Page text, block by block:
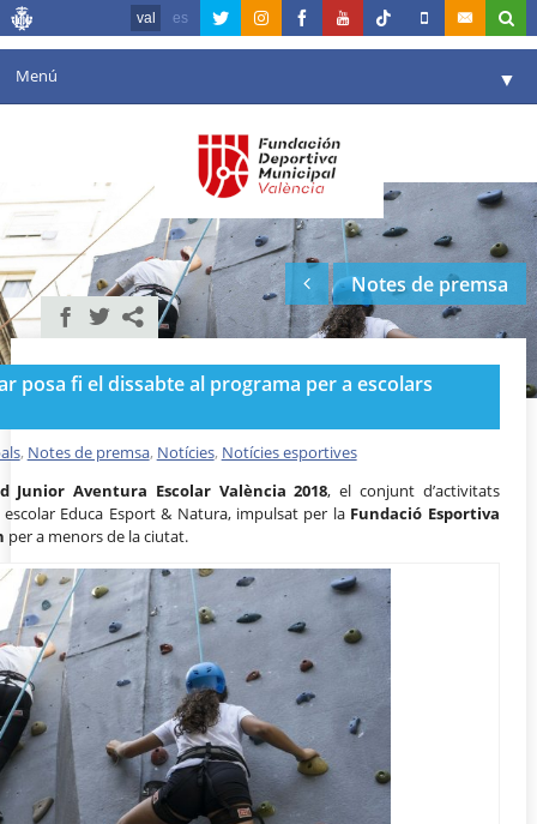
val es
Menú ▼
Instal·lacions ▼
Comunicació ▼
València en esport
Portal de Transparència
Reserves
Notes de premsa
posa fi el dissabte al programa per a escolars
, Notes de premsa, Notícies, Notícies esportives
Junior Aventura Escolar València 2018, el conjunt d’activitats
Educa Esport & Natura, impulsat per la Fundació Esportiva
per a menors de la ciutat.